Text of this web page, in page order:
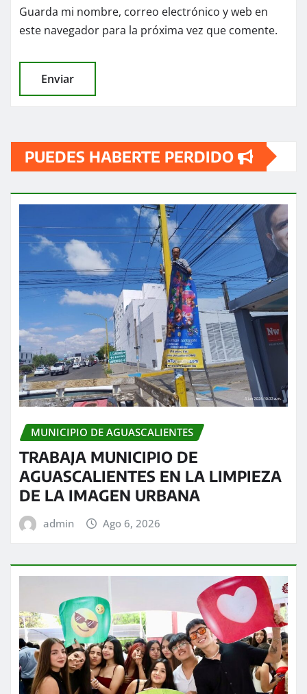
Guarda mi nombre, correo electrónico y web en
este navegador para la próxima vez que comente.
PUEDES HABERTE PERDIDO
MUNICIPIO DE AGUASCALIENTES
TRABAJA MUNICIPIO DE
AGUASCALIENTES EN LA LIMPIEZA
DE LA IMAGEN URBANA
admin Ago 6, 2026